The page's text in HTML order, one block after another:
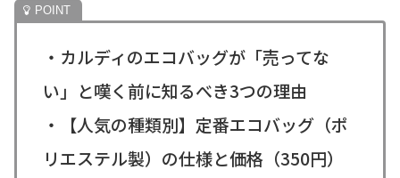
・カルディのエコバッグが「売ってな
い」と嘆く前に知るべき3つの理由
・【人気の種類別】定番エコバッグ（ポ
リエステル製）の仕様と価格（350円）